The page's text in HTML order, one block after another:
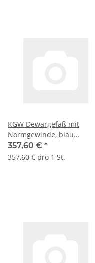
KGW Dewargefäß mit
Normgewinde, blau
beschichtete Alu-Hülle, Typ
GEW 2 I C, 450 ml, GL 32
357,60 € *
357,60 € pro 1 St.